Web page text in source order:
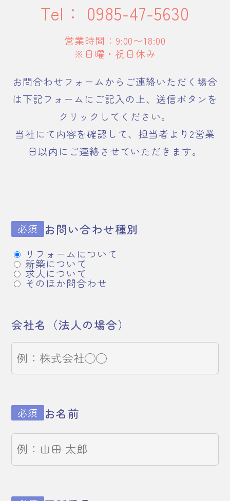
Tel： 0985-47-5630
営業時間：9:00〜18:00
※日曜・祝日休み
お問合わせフォームからご連絡いただく場合
は下記フォームにご記入の上、送信ボタンを
クリックしてください。
当社にて内容を確認して、担当者より2営業
日以内にご連絡させていただきます。
必須 お問い合わせ種別
リフォームについて
新築について
求人について
そのほか問合わせ
会社名（法人の場合）
必須 お名前